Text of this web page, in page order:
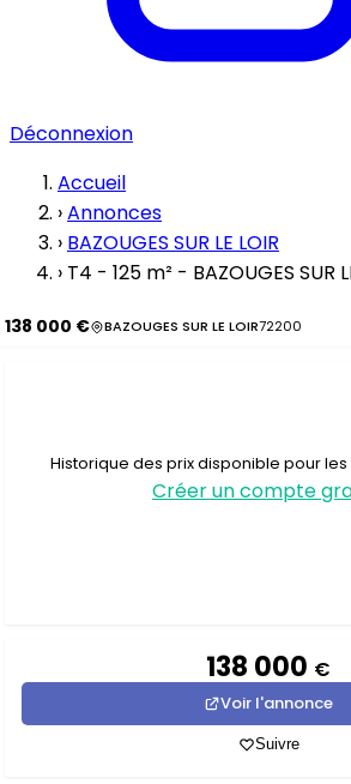
Déconnexion
Accueil
›Annonces
› BAZOUGES SUR LE LOIR
› T4 - 125 m² - BAZOUGES SUR
138 000 € BAZOUGES SUR LE LOIR72200
Historique des prix disponible pour
Créer un compte
138 000 €
Voir l'annonce
Suivre